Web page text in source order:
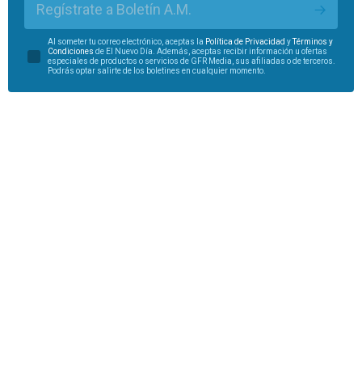
Regístrate a Boletín A.M.
Al someter tu correo electrónico, aceptas la Política de Privacidad y
Términos y
Condiciones de El Nuevo Día. Además, aceptas recibir información u ofertas
especiales de productos o servicios de GFR Media, sus afiliadas o de terceros.
Podrás optar salirte de los boletines en cualquier momento.